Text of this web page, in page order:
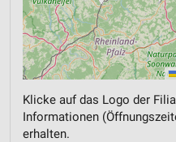
Klicke auf das Logo der
Informationen
erhalten.